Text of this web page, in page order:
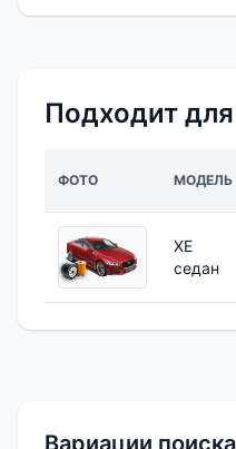
Подходит
ФОТО МОДЕЛЬ
XE
седан
Вариации поиска